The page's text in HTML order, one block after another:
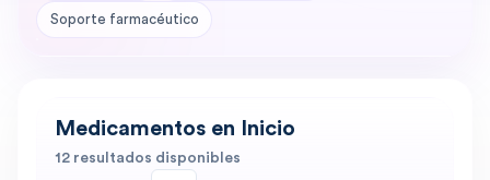
Soporte farmacéutico
Medicamentos en Inicio
12 resultados disponibles